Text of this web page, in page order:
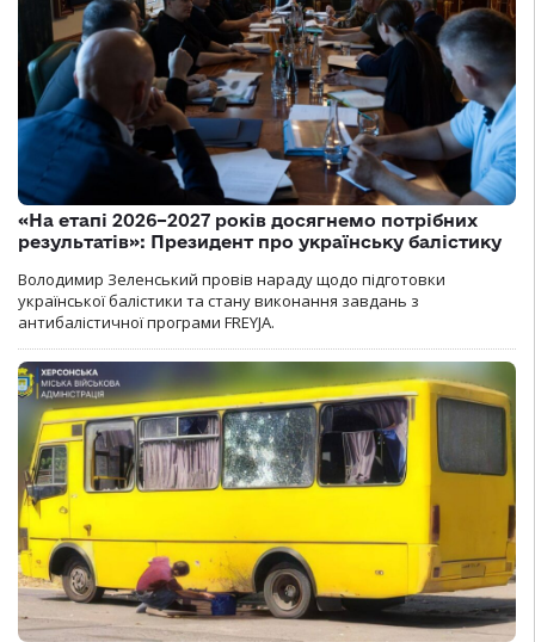
«На етапі 2026–2027 років досягнемо потрібних
результатів»: Президент про українську балістику
Володимир Зеленський провів нараду щодо підготовки
української балістики та стану виконання завдань з
антибалістичної програми FREYJA.